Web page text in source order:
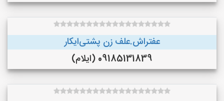
عفتراش.علف زن پشتی‌ایکار
09185131839 (ایلام)